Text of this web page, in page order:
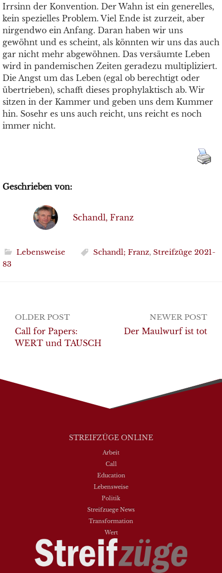
Irrsinn der Konvention. Der Wahn ist ein generelles,
kein spezielles Problem. Viel Ende ist zurzeit, aber
nirgendwo ein Anfang. Daran haben wir uns
gewöhnt und es scheint, als könnten wir uns das auch
gar nicht mehr abgewöhnen. Das versäumte Leben
wird in pandemischen Zeiten geradezu multipliziert.
Die Angst um das Leben (egal ob berechtigt oder
übertrieben), schafft dieses prophylaktisch ab. Wir
sitzen in der Kammer und geben uns dem Kummer
hin. Sosehr es uns auch reicht, uns reicht es noch
immer nicht.
Geschrieben von:
Schandl, Franz
Lebensweise Schandl; Franz, Streifzüge 2021-
83
Post
navigation
OLDER POST
Call for Papers:
WERT und TAUSCH
NEWER POST
Der Maulwurf ist tot
STREIFZÜGE ONLINE
Arbeit
Call
Education
Lebensweise
Politik
Streifzuege News
Transformation
Wert